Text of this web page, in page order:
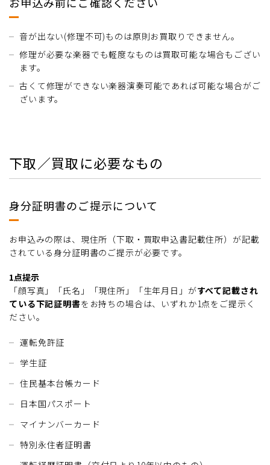
音が出ない(修理不可)ものは原則お買取りできません。
修理が必要な楽器でも軽度なものは買取可能な場合もござい
ます。
古くて修理ができない楽器演奏可能であれば可能な場合がご
ざいます。
下取／買取に必要なもの
身分証明書のご提示について
お申込みの際は、現住所（下取・買取申込書記載住所）が記載
されている身分証明書のご提示が必要です。
1点提示
「顔写真」「氏名」「現住所」「生年月日」がすべて記載され
ている下記証明書をお持ちの場合は、いずれか1点をご提示く
ださい。
運転免許証
学生証
住民基本台帳カード
日本国パスポート
マイナンバーカード
特別永住者証明書